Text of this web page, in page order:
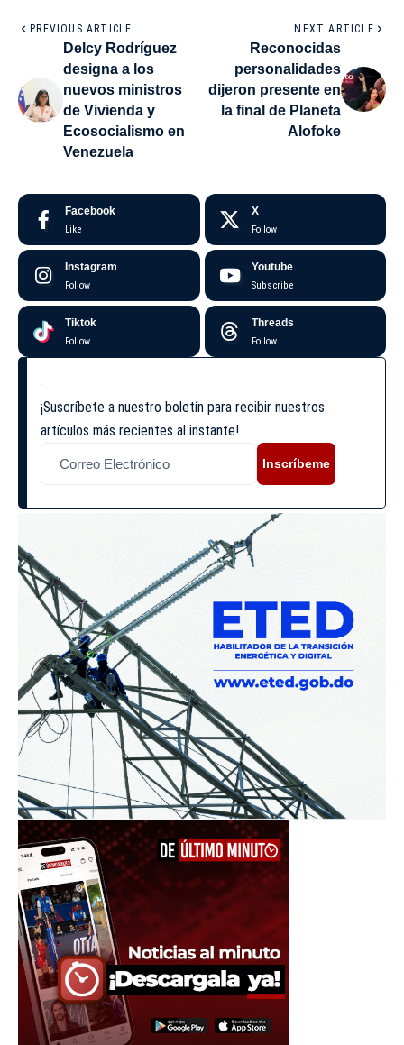
PREVIOUS ARTICLE
Delcy Rodríguez
designa a los
nuevos ministros
de Vivienda y
Ecosocialismo en
Venezuela
NEXT ARTICLE
Reconocidas
personalidades
dijeron presente en
la final de Planeta
Alofoke
Facebook
Like
X
Follow
Instagram
Follow
Youtube
Subscribe
Tiktok
Follow
Threads
Follow
¡Suscríbete a nuestro boletín para recibir nuestros
artículos más recientes al instante!
Inscríbeme